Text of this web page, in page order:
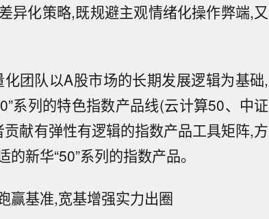
异化策略,既规避主观情绪化操作弊端,又
团队以A股市场的长期发展逻辑为基础,
系列的特色指数产品线(云计算50、中证
献有弹性有逻辑的指数产品工具矩阵,方
新华“50”系列的指数产品。
赢基准,宽基增强实力出圈